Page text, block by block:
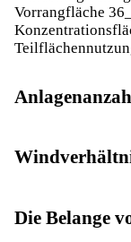
Vorrangfläche
Die Belange